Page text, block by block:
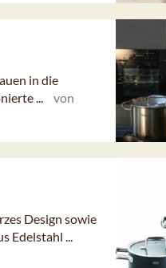
in die
...
von
Design sowie
Edelstahl ...